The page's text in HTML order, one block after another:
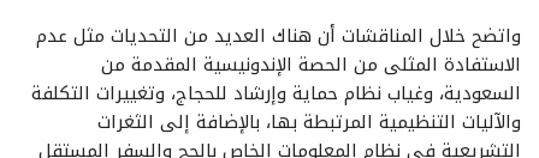
واتضح خلال المناقشات أن هناك العديد من التحديات مثل عدم
الاستفادة المثلى من الحصة الإندونيسية المقدمة من
السعودية، وغياب نظام حماية وإرشاد للحجاج، وتغييرات التكلفة
والآليات التنظيمية المرتبطة بها، بالإضافة إلى الثغرات
التشريعية في نظام المعلومات الخاص بالحج والسفر المستقل